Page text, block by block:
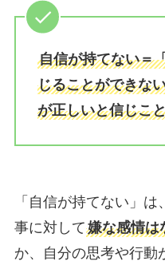
自信が持てない＝
じることができな
が正しいと信じこ
「自信が持てない」
事に対して嫌な感情は
か、自分の思考や行動